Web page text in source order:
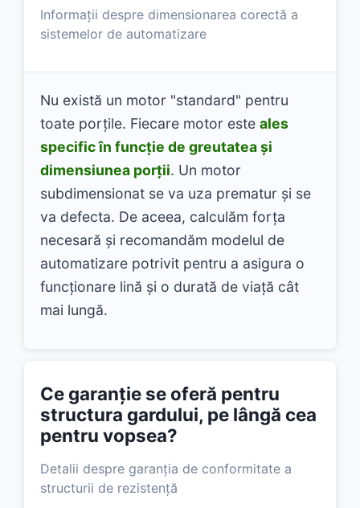
Informații despre dimensionarea corectă a
sistemelor de automatizare
Nu există un motor "standard" pentru
toate porțile. Fiecare motor este ales
specific în funcție de greutatea și
dimensiunea porții. Un motor
subdimensionat se va uza prematur și se
va defecta. De aceea, calculăm forța
necesară și recomandăm modelul de
automatizare potrivit pentru a asigura o
funcționare lină și o durată de viață cât
mai lungă.
Ce garanție se oferă pentru
structura gardului, pe lângă cea
pentru vopsea?
Detalii despre garanția de conformitate a
structurii de rezistență